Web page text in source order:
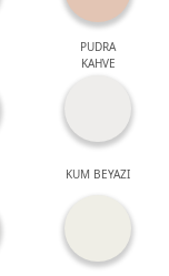
PUDRA
KAHVE
KUM BEYAZI